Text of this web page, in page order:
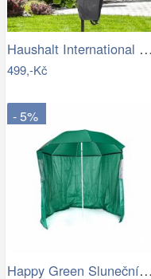
Haushalt International Ochranný obal na…
499,-Kč
- 5%
Happy Green Slunečník s boční stěnou,…